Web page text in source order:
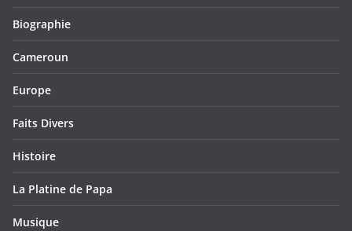
Biographie
Cameroun
Europe
Faits Divers
Histoire
La Platine de Papa
Musique